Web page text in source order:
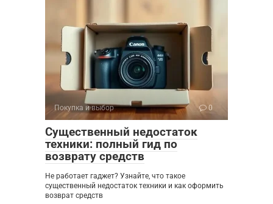
Покупка и выбор 0
Существенный недостаток
техники: полный гид по
возврату средств
Не работает гаджет? Узнайте, что такое
существенный недостаток техники и как оформить
возврат средств